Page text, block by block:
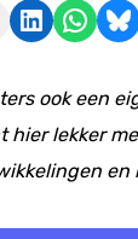
Delen op LinkedIn Delen via WhatsApp Share on Bluesky
ook een
hier lekker
en